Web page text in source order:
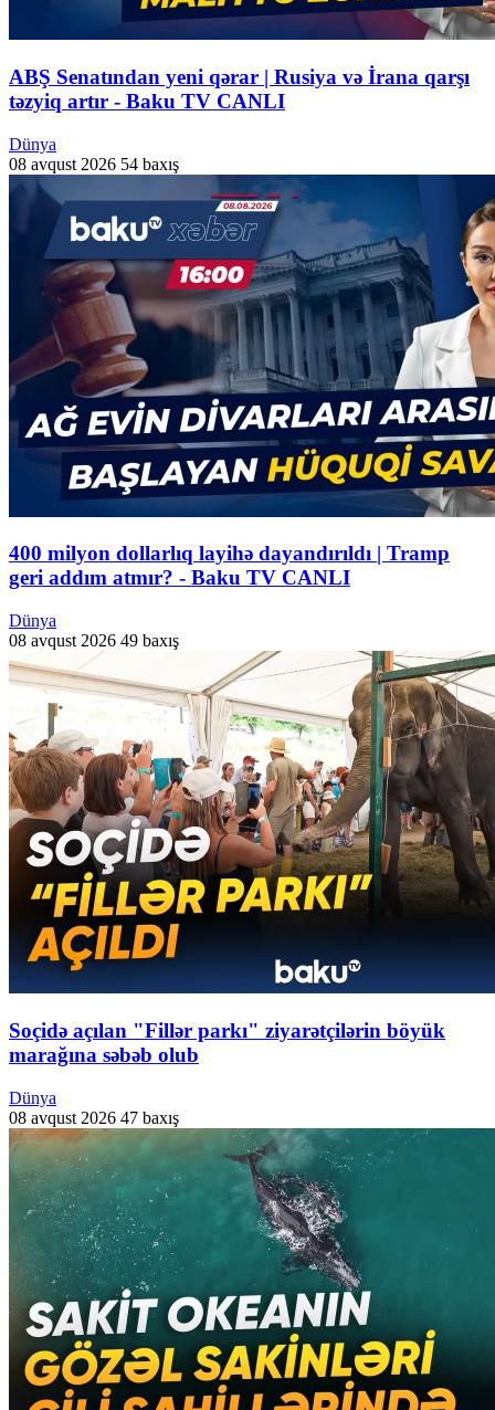
ABŞ Senatından yeni qərar | Rusiya və İrana qarşı
təzyiq artır - Baku TV CANLI
Dünya
08 avqust 2026 54 baxış
400 milyon dollarlıq layihə dayandırıldı | Tramp
geri addım atmır? - Baku TV CANLI
Dünya
08 avqust 2026 49 baxış
Soçidə açılan "Fillər parkı" ziyarətçilərin böyük
marağına səbəb olub
Dünya
08 avqust 2026 47 baxış